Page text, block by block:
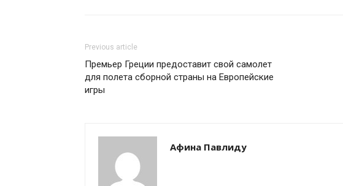
Previous article
Премьер Греции предоставит свой самолет
для полета сборной страны на Европейские
игры
Афина Павлиду